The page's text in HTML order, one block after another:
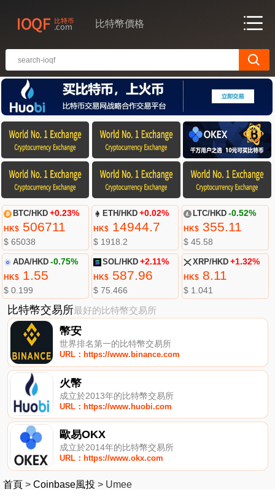
比特幣價格
BTC/HKD +0.23%
HK$506711
$ 65038
ETH/HKD +0.02%
HK$ 14944.7
$ 1918.2
LTC/HKD -0.52%
HK$355.11
$ 45.58
ADA/HKD -0.75%
HK$1.55
$ 0.199
SOL/HKD +2.11%
HK$ 587.96
$ 75.466
XRP/HKD +1.32%
HK$8.11
$ 1.041
比特幣交易所最好的比特幣交易所
幣安
世界排名第一的比特幣交易所
URL：https://www.binance.com
火幣
成立於2013年的比特幣交易所
URL：https://www.huobi.com
歐易OKX
成立於2014年的比特幣交易所
URL：https://www.okx.com
首頁 > Coinbase風投 > Umee